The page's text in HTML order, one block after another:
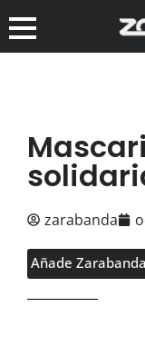
zarabanda
Añade